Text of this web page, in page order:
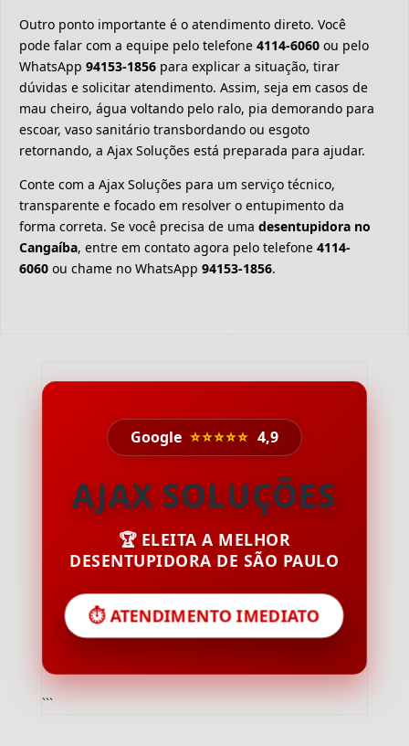
Outro ponto importante é o atendimento direto. Você
pode falar com a equipe pelo telefone 4114-6060 ou pelo
WhatsApp 94153-1856 para explicar a situação, tirar
dúvidas e solicitar atendimento. Assim, seja em casos de
mau cheiro, água voltando pelo ralo, pia demorando para
escoar, vaso sanitário transbordando ou esgoto
retornando, a Ajax Soluções está preparada para ajudar.
Conte com a Ajax Soluções para um serviço técnico,
transparente e focado em resolver o entupimento da
forma correta. Se você precisa de uma desentupidora no
Cangaíba, entre em contato agora pelo telefone 4114-
6060 ou chame no WhatsApp 94153-1856.
Google ⭐⭐⭐⭐⭐ 4,9
AJAX SOLUÇÕES
🏆 ELEITA A MELHOR
DESENTUPIDORA DE SÃO PAULO
⏱️ ATENDIMENTO IMEDIATO
```